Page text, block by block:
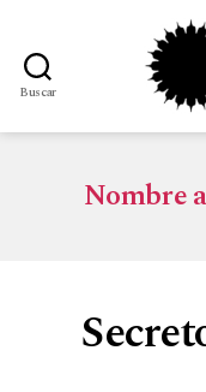
Buscar
Nombre